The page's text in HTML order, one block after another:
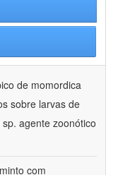
de momordica
sobre larvas de
agente zoonótico
com